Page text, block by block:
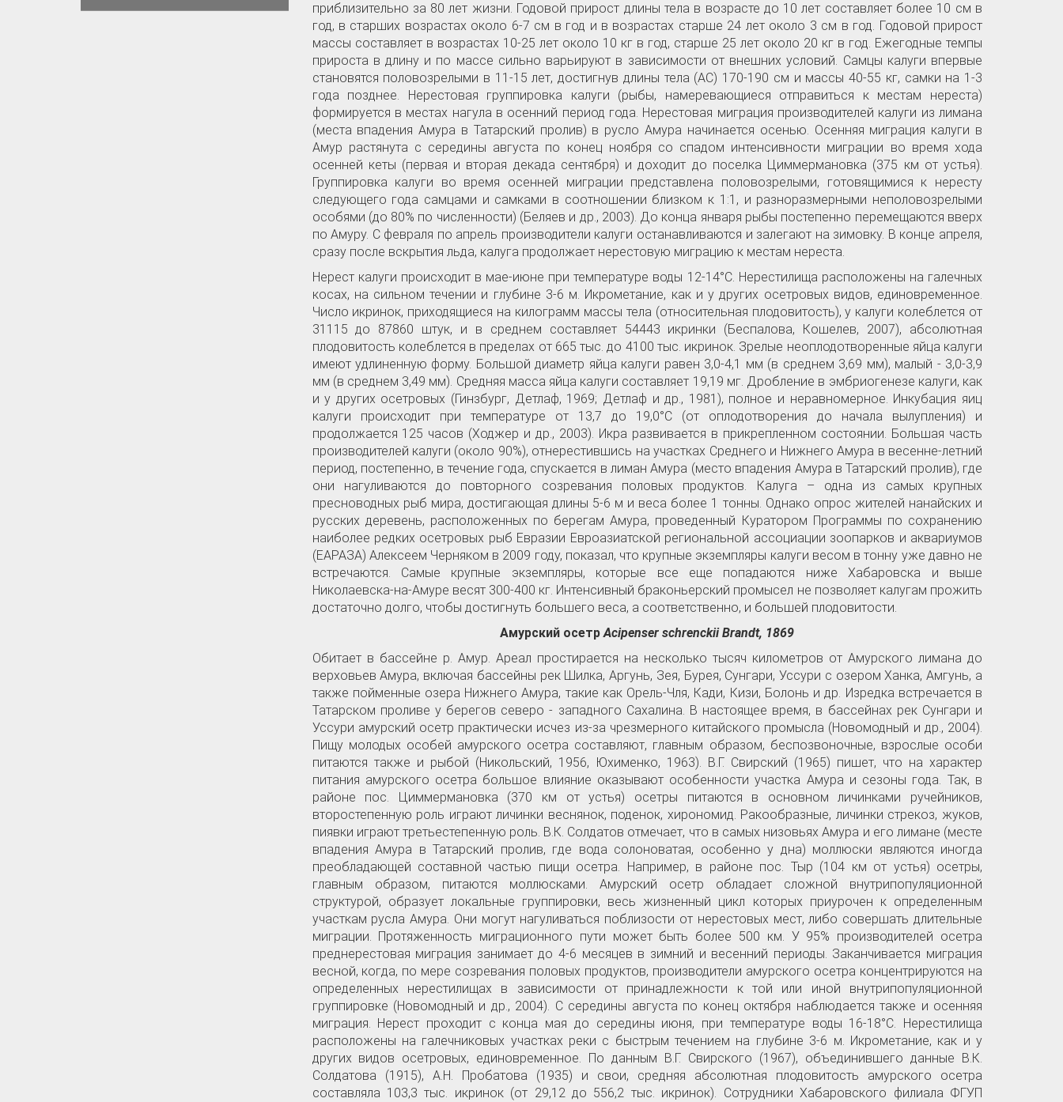
приблизительно за 80 лет жизни. Годовой прирост длины тела в возрасте до 10 лет составляет более 10 см в
год, в старших возрастах около 6-7 см в год и в возрастах старше 24 лет около 3 см в год. Годовой прирост
массы составляет в возрастах 10-25 лет около 10 кг в год, старше 25 лет около 20 кг в год. Ежегодные темпы
прироста в длину и по массе сильно варьируют в зависимости от внешних условий. Самцы калуги впервые
становятся половозрелыми в 11-15 лет, достигнув длины тела (АС) 170-190 см и массы 40-55 кг, самки на 1-3
года позднее. Нерестовая группировка калуги (рыбы, намеревающиеся отправиться к местам нереста)
формируется в местах нагула в осенний период года. Нерестовая миграция производителей калуги из лимана
(места впадения Амура в Татарский пролив) в русло Амура начинается осенью. Осенняя миграция калуги в
Амур растянута с середины августа по конец ноября со спадом интенсивности миграции во время хода
осенней кеты (первая и вторая декада сентября) и доходит до поселка Циммермановка (375 км от устья).
Группировка калуги во время осенней миграции представлена половозрелыми, готовящимися к нересту
следующего года самцами и самками в соотношении близком к 1:1, и разноразмерными неполовозрелыми
особями (до 80% по численности) (Беляев и др., 2003). До конца января рыбы постепенно перемещаются вверх
по Амуру. С февраля по апрель производители калуги останавливаются и залегают на зимовку. В конце апреля,
сразу после вскрытия льда, калуга продолжает нерестовую миграцию к местам нереста.
Нерест калуги происходит в мае-июне при температуре воды 12-14°С. Нерестилища расположены на галечных
косах, на сильном течении и глубине 3-6 м. Икрометание, как и у других осетровых видов, единовременное.
Число икринок, приходящиеся на килограмм массы тела (относительная плодовитость), у калуги колеблется от
31115 до 87860 штук, и в среднем составляет 54443 икринки (Беспалова, Кошелев, 2007), абсолютная
плодовитость колеблется в пределах от 665 тыс. до 4100 тыс. икринок. Зрелые неоплодотворенные яйца калуги
имеют удлиненную форму. Большой диаметр яйца калуги равен 3,0-4,1 мм (в среднем 3,69 мм), малый - 3,0-3,9
мм (в среднем 3,49 мм). Средняя масса яйца калуги составляет 19,19 мг. Дробление в эмбриогенезе калуги, как
и у других осетровых (Гинзбург, Детлаф, 1969; Детлаф и др., 1981), полное и неравномерное. Инкубация яиц
калуги происходит при температуре от 13,7 до 19,0°С (от оплодотворения до начала вылупления) и
продолжается 125 часов (Ходжер и др., 2003). Икра развивается в прикрепленном состоянии. Большая часть
производителей калуги (около 90%), отнерестившись на участках Среднего и Нижнего Амура в весенне-летний
период, постепенно, в течение года, спускается в лиман Амура (место впадения Амура в Татарский пролив), где
они нагуливаются до повторного созревания половых продуктов. Калуга – одна из самых крупных
пресноводных рыб мира, достигающая длины 5-6 м и веса более 1 тонны. Однако опрос жителей нанайских и
русских деревень, расположенных по берегам Амура, проведенный Куратором Программы по сохранению
наиболее редких осетровых рыб Евразии Евроазиатской региональной ассоциации зоопарков и аквариумов
(ЕАРАЗА) Алексеем Черняком в 2009 году, показал, что крупные экземпляры калуги весом в тонну уже давно не
встречаются. Самые крупные экземпляры, которые все еще попадаются ниже Хабаровска и выше
Николаевска-на-Амуре весят 300-400 кг. Интенсивный браконьерский промысел не позволяет калугам прожить
достаточно долго, чтобы достигнуть большего веса, а соответственно, и большей плодовитости.
Амурский осетрAcipenser schrenckii Brandt, 1869
Обитает в бассейне р. Амур. Ареал простирается на несколько тысяч километров от Амурского лимана до
верховьев Амура, включая бассейны рек Шилка, Аргунь, Зея, Бурея, Сунгари, Уссури с озером Ханка, Амгунь, а
также пойменные озера Нижнего Амура, такие как Орель-Чля, Кади, Кизи, Болонь и др. Изредка встречается в
Татарском проливе у берегов северо - западного Сахалина. В настоящее время, в бассейнах рек Сунгари и
Уссури амурский осетр практически исчез из-за чрезмерного китайского промысла (Новомодный и др., 2004).
Пищу молодых особей амурского осетра составляют, главным образом, беспозвоночные, взрослые особи
питаются также и рыбой (Никольский, 1956, Юхименко, 1963). В.Г. Свирский (1965) пишет, что на характер
питания амурского осетра большое влияние оказывают особенности участка Амура и сезоны года. Так, в
районе пос. Циммермановка (370 км от устья) осетры питаются в основном личинками ручейников,
второстепенную роль играют личинки веснянок, поденок, хирономид. Ракообразные, личинки стрекоз, жуков,
пиявки играют третьестепенную роль. В.К. Солдатов отмечает, что в самых низовьях Амура и его лимане (месте
впадения Амура в Татарский пролив, где вода солоноватая, особенно у дна) моллюски являются иногда
преобладающей составной частью пищи осетра. Например, в районе пос. Тыр (104 км от устья) осетры,
главным образом, питаются моллюсками. Амурский осетр обладает сложной внутрипопуляционной
структурой, образует локальные группировки, весь жизненный цикл которых приурочен к определенным
участкам русла Амура. Они могут нагуливаться поблизости от нерестовых мест, либо совершать длительные
миграции. Протяженность миграционного пути может быть более 500 км. У 95% производителей осетра
преднерестовая миграция занимает до 4-6 месяцев в зимний и весенний периоды. Заканчивается миграция
весной, когда, по мере созревания половых продуктов, производители амурского осетра концентрируются на
определенных нерестилищах в зависимости от принадлежности к той или иной внутрипопуляционной
группировке (Новомодный и др., 2004). С середины августа по конец октября наблюдается также и осенняя
миграция. Нерест проходит с конца мая до середины июня, при температуре воды 16-18°С. Нерестилища
расположены на галечниковых участках реки с быстрым течением на глубине 3-6 м. Икрометание, как и у
других видов осетровых, единовременное. По данным В.Г. Свирского (1967), объединившего данные В.К.
Солдатова (1915), А.Н. Пробатова (1935) и свои, средняя абсолютная плодовитость амурского осетра
составляла 103,3 тыс. икринок (от 29,12 до 556,2 тыс. икринок). Сотрудники Хабаровского филиала ФГУП